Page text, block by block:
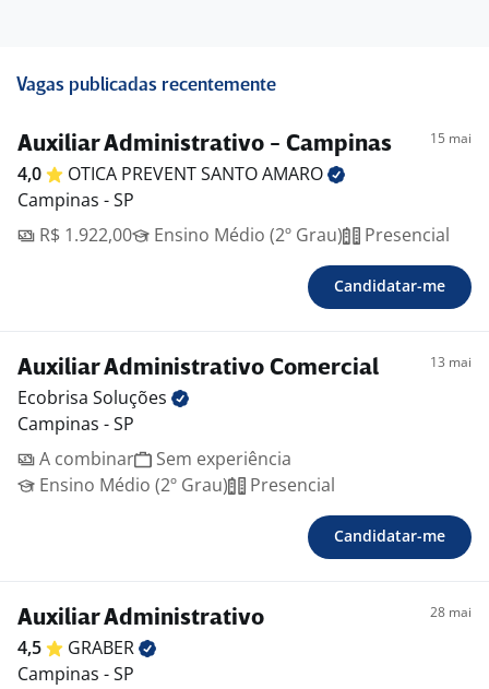
Vagas publicadas recentemente
Auxiliar Administrativo - Campinas 15 mai
4,0 OTICA PREVENT SANTOAMARO
Campinas - SP
R$ 1.922,00
Ensino Médio (2º Grau) Presencial
Candidatar-me
Auxiliar Administrativo Comercial 13 mai
Ecobrisa Soluções
Campinas - SP
A combinar
Sem experiência
Ensino Médio (2º Grau)
Presencial
Candidatar-me
Auxiliar Administrativo 28 mai
4,5
GRABER
Campinas - SP